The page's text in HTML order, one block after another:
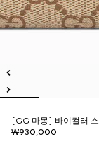
[GG 마몽] 바이컬러
₩930,000